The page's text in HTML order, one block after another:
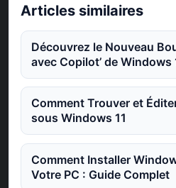
Articles similaires
Découvrez le Nouveau
avec Copilot’ de Windows
Comment Trouver et
sous Windows 11
Comment Installer
Votre PC : Guide Complet